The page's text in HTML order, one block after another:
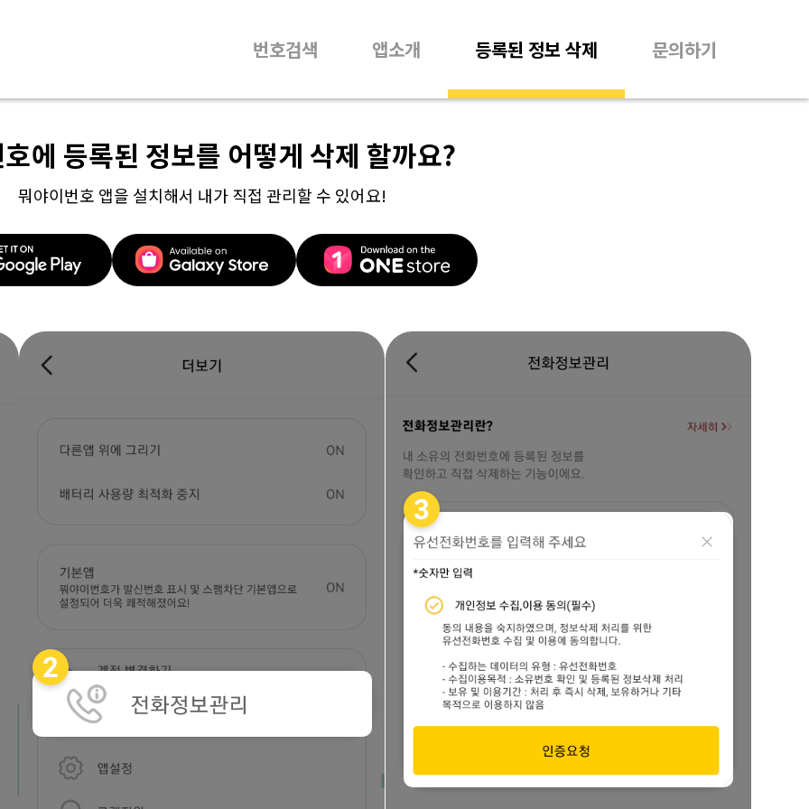
번호검색 앱소개 등록된 정보 삭제 문의하기
에 등록된 정보를 어떻게 삭제 할까요?
뭐야이번호 앱을 설치해서 내가 직접 관리할 수 있어요!